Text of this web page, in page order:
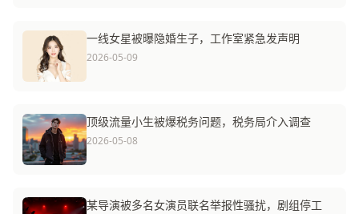
一线女星被曝隐婚生子，工作室紧急发声明
2026-05-09
顶级流量小生被爆税务问题，税务局介入调查
2026-05-08
某导演被多名女演员联名举报性骚扰，剧组停工